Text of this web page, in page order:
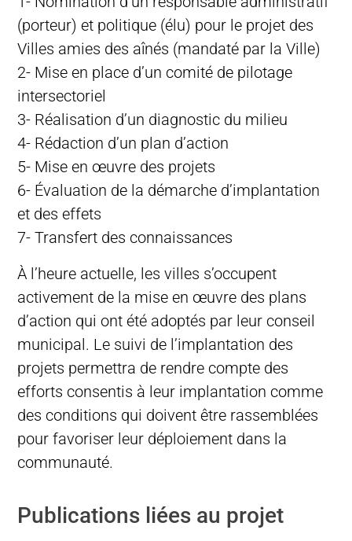
(porteur) et politique (élu) pour le projet des
Villes amies des aînés (mandaté par la Ville)
2- Mise en place d’un comité de pilotage
intersectoriel
3- Réalisation d’un diagnostic du milieu
4- Rédaction d’un plan d’action
5- Mise en œuvre des projets
6- Évaluation de la démarche d’implantation
et des effets
7- Transfert des connaissances
À l’heure actuelle, les villes s’occupent
activement de la mise en œuvre des plans
d’action qui ont été adoptés par leur conseil
municipal. Le suivi de l’implantation des
projets permettra de rendre compte des
efforts consentis à leur implantation comme
des conditions qui doivent être rassemblées
pour favoriser leur déploiement dans la
communauté.
Publications liées au projet